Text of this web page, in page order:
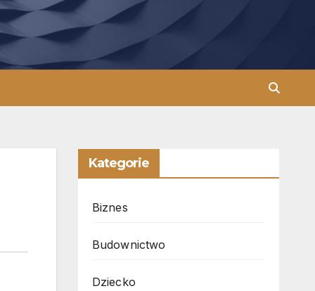
Kategorie
Biznes
Budownictwo
Dziecko